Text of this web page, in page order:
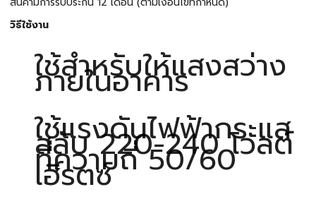
วิธีใช้งาน
ใช้สำหรับให้แสงสว่าง
ภายในอาคาร
ใช้แรงดันไฟฟ้ากระแส
สลับ 220-240 โวลต์
ที่ความถี่ 50/60
เฮิรตซ์